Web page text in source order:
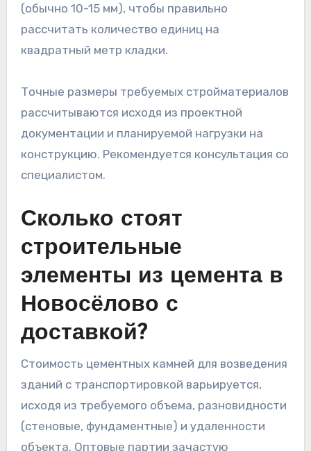
(обычно 10-15 мм), чтобы правильно
рассчитать количество единиц на
квадратный метр кладки.
Точные размеры требуемых стройматериалов
рассчитываются исходя из проектной
документации и планируемой нагрузки на
конструкцию. Рекомендуется консультация со
специалистом.
Сколько стоят
строительные
элементы из цемента в
Новосёлово с
доставкой?
Стоимость цементных камней для возведения
зданий с транспортировкой варьируется,
исходя из требуемого объема, разновидности
(стеновые, фундаментные) и удаленности
объекта. Оптовые партии зачастую